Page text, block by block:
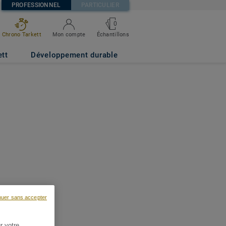
PROFESSIONNEL PARTICULIER
Chrono Tarkett Mon compte
0
Échantillons
Développement durable
sans accepter